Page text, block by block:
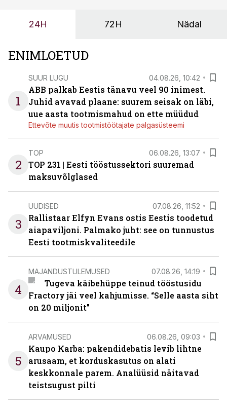
24H 72H Nädal
ENIMLOETUD
1
SUUR LUGU 04.08.26, 10:42
ABB palkab Eestis tänavu veel 90 inimest.
Juhid avavad plaane: suurem seisak on läbi,
uue aasta tootmismahud on ette müüdud
Ettevõte muutis tootmistöötajate palgasüsteemi
2
TOP 06.08.26, 13:07
TOP 231 | Eesti tööstussektori suuremad
maksuvõlglased
3
UUDISED 07.08.26, 11:52
Rallistaar Elfyn Evans ostis Eestis toodetud
aiapaviljoni. Palmako juht: see on tunnustus
Eesti tootmiskvaliteedile
4
MAJANDUSTULEMUSED 07.08.26, 14:19
Tugeva käibehüppe teinud tööstusidu
Fractory jäi veel kahjumisse. “Selle aasta siht
on 20 miljonit”
5
ARVAMUSED 06.08.26, 09:03
Kaupo Karba: pakendidebatis levib lihtne
arusaam, et korduskasutus on alati
keskkonnale parem. Analüüsid näitavad
teistsugust pilti